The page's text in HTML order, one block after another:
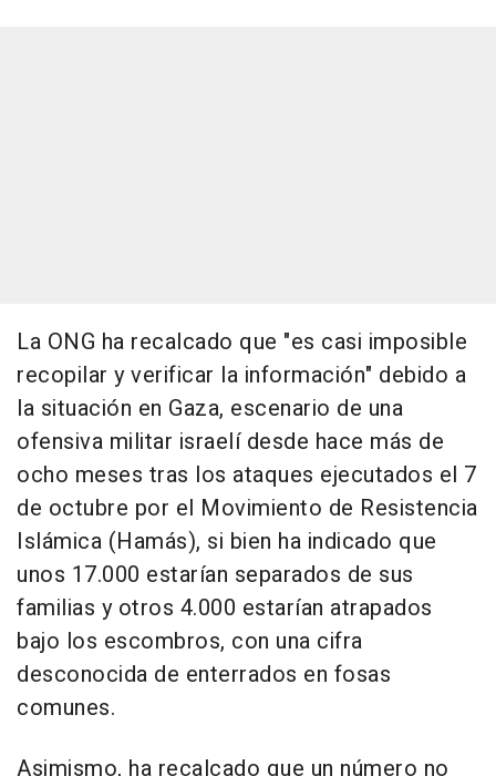
La ONG ha recalcado que "es casi imposible
recopilar y verificar la información" debido a
la situación en Gaza, escenario de una
ofensiva militar israelí desde hace más de
ocho meses tras los ataques ejecutados el 7
de octubre por el Movimiento de Resistencia
Islámica (Hamás), si bien ha indicado que
unos 17.000 estarían separados de sus
familias y otros 4.000 estarían atrapados
bajo los escombros, con una cifra
desconocida de enterrados en fosas
comunes.
Asimismo, ha recalcado que un número no